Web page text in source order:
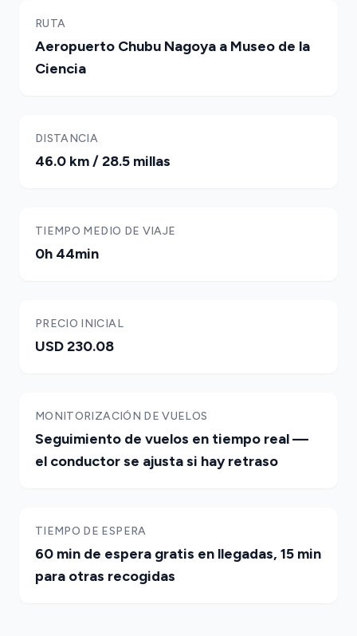
RUTA
Aeropuerto Chubu Nagoya a Museo de la
Ciencia
DISTANCIA
46.0 km / 28.5 millas
TIEMPO MEDIO DE VIAJE
0h 44min
PRECIO INICIAL
USD 230.08
MONITORIZACIÓN DE VUELOS
Seguimiento de vuelos en tiempo real —
el conductor se ajusta si hay retraso
TIEMPO DE ESPERA
60 min de espera gratis en llegadas, 15 min
para otras recogidas